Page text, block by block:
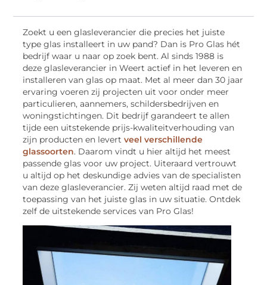
Zoekt u een glasleverancier die precies het juiste
type glas installeert in uw pand? Dan is Pro Glas hét
bedrijf waar u naar op zoek bent. Al sinds 1988 is
deze glasleverancier in Weert actief in het leveren en
installeren van glas op maat. Met al meer dan 30 jaar
ervaring voeren zij projecten uit voor onder meer
particulieren, aannemers, schildersbedrijven en
woningstichtingen. Dit bedrijf garandeert te allen
tijde een uitstekende prijs-kwaliteitverhouding van
zijn producten en levertveel verschillende
glassoorten. Daarom vindt u hier altijd het meest
passende glas voor uw project. Uiteraard vertrouwt
u altijd op het deskundige advies van de specialisten
van deze glasleverancier. Zij weten altijd raad met de
toepassing van het juiste glas in uw situatie. Ontdek
zelf de uitstekende services van Pro Glas!